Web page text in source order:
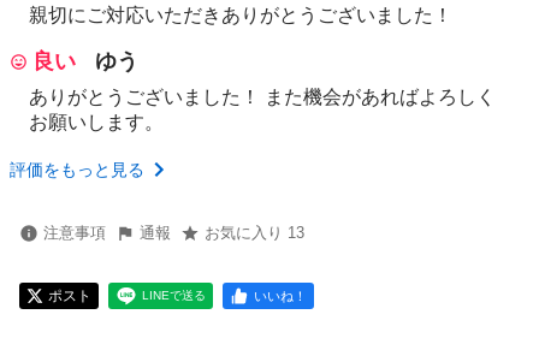
親切にご対応いただきありがとうございました！
良い ゆう
ありがとうございました！ また機会があればよろしく
お願いします。
評価をもっと見る
注意事項 通報 お気に入り 13
ポスト LINEで送る いいね！